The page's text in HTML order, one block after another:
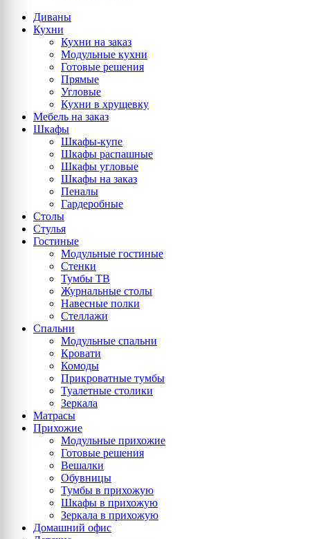
Диваны
Кухни
Кухни на заказ
Модульные кухни
Готовые решения
Прямые
Угловые
Кухни в хрущевку
Мебель на заказ
Шкафы
Шкафы-купе
Шкафы распашные
Шкафы угловые
Шкафы на заказ
Пеналы
Гардеробные
Столы
Стулья
Гостиные
Модульные гостиные
Стенки
Тумбы ТВ
Журнальные столы
Навесные полки
Стеллажи
Спальни
Модульные спальни
Кровати
Комоды
Прикроватные тумбы
Туалетные столики
Зеркала
Матрасы
Прихожие
Модульные прихожие
Готовые решения
Вешалки
Обувницы
Тумбы в прихожую
Шкафы в прихожую
Зеркала в прихожую
Домашний офис